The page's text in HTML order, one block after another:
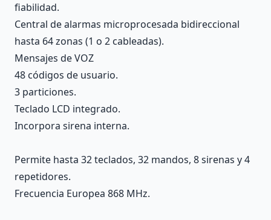
fiabilidad.
Central de alarmas microprocesada bidireccional
hasta 64 zonas (1 o 2 cableadas).
Mensajes de VOZ
48 códigos de usuario.
3 particiones.
Teclado LCD integrado.
Incorpora sirena interna.
Permite hasta 32 teclados, 32 mandos, 8 sirenas y 4
repetidores.
Frecuencia Europea 868 MHz.